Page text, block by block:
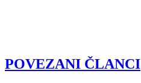
POVEZANI ČLANCI